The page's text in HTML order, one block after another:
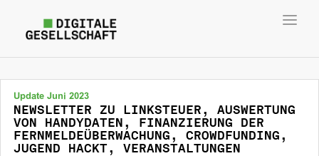
Update Juni 2023
NEWSLETTER ZU LINKSTEUER, AUSWERTUNG
VON HANDYDATEN, FINANZIERUNG DER
FERNMELDEÜBERWACHUNG, CROWDFUNDING,
JUGEND HACKT, VERANSTALTUNGEN